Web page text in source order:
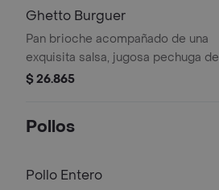
Ghetto Burguer
Pan brioche acompañado de una
exquisita salsa, jugosa pechuga de
pollo, ensalada de la casa, queso
$ 26.865
Pollos
Pollo Entero